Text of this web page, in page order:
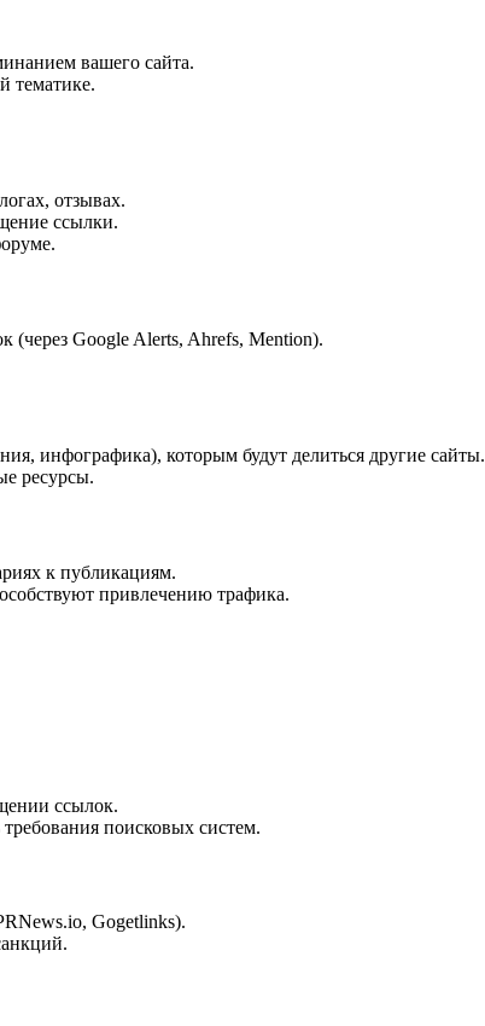
вашего сайта.
тематике.
отзывах.
ссылки.
(через Google Alerts, Ahrefs, Mention).
инфографика), которым будут делиться другие сайты.
ресурсы.
к публикациям.
привлечению трафика.
ссылок.
поисковых систем.
Gogetlinks).